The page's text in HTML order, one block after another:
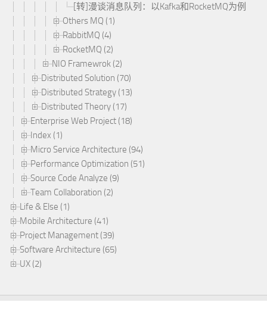
[转]漫谈消息队列：以Kafka和RocketMQ为例
Others MQ (1)
RabbitMQ (4)
RocketMQ (2)
NIO Framewrok (2)
Distributed Solution (70)
Distributed Strategy (13)
Distributed Theory (17)
Enterprise Web Project (18)
Index (1)
Micro Service Architecture (94)
Performance Optimization (51)
Source Code Analyze (9)
Team Collaboration (2)
Life & Else (1)
Mobile Architecture (41)
Project Management (39)
Software Architecture (65)
UX (2)